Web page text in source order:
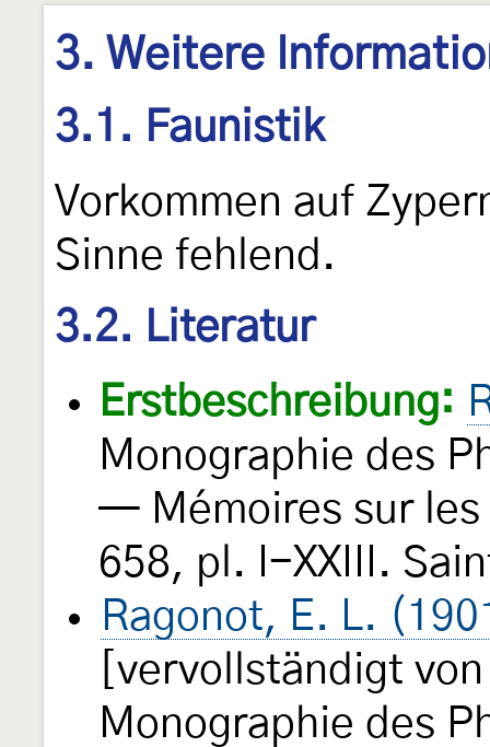
3. Weitere
3.1. Faunistik
Vorkommen auf
Sinne fehlend.
3.2. Literatur
Erstbeschreibung:
Monographie des
— Mémoires sur
658, pl. I-XXIII.
Ragonot, E. L.
[vervollständigt
Monographie des